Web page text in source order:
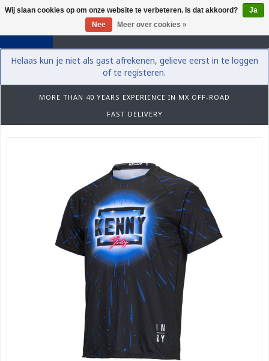
0
Helaas kun je niet als gast afrekenen, gelieve eerst in te loggen
of te registeren.
MORE THAN 40 YEARS EXPERIENCE IN MX OFF-ROAD
FAST DELIVERY
Wij slaan cookies op om onze website te verbeteren. Is dat akkoord?
Ja
Nee
Meer over cookies »